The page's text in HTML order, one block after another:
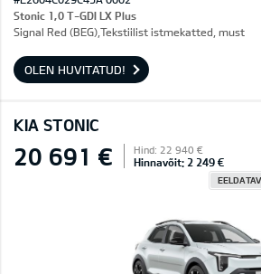
Stonic 1,0 T-GDI LX Plus
Signal Red (BEG),Tekstiilist istmekatted, must
OLEN HUVITATUD!
KIA STONIC
20 691 € Hind: 22 940 €
Hinnavõit: 2 249 €